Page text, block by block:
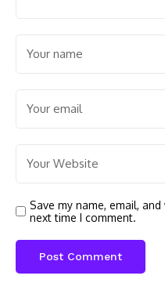
Save my name, email,
next time I comment.